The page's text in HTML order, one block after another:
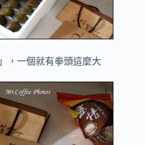
」，一個就有拳頭這麼大